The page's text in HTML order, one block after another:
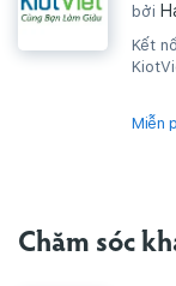
bởi
Kết
Miễn
Chăm sóc